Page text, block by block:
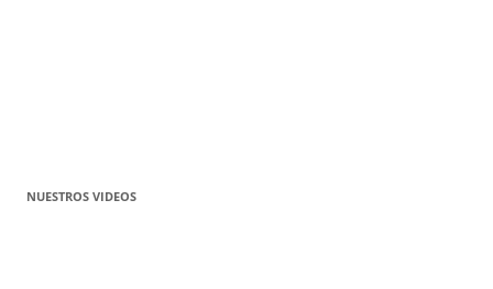
NUESTROS VIDEOS